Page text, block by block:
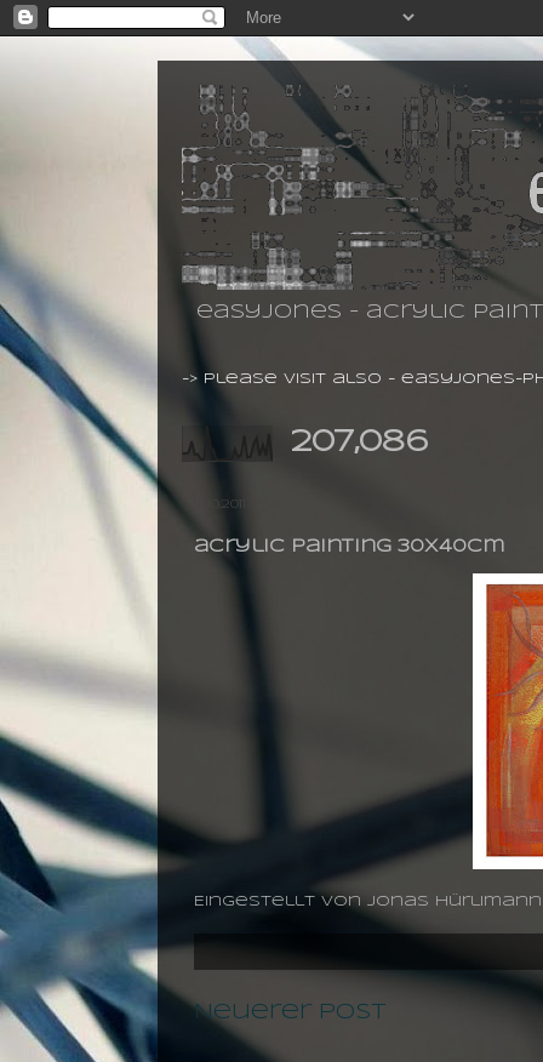
easyjones - acrylic
-> please visit also - easyjones-
207,086
19.10.2011
acrylic painting 30X40cm
Eingestellt von jonas hürlimann
Neuerer Post